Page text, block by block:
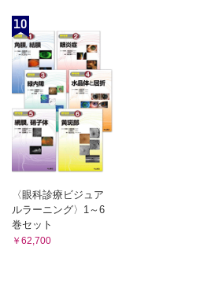
の調節
13 栄養と代謝
①生体に必要な栄養素/②エネルギー代
養
14 消化と吸収
①消化器系の構成とはたらき/②食物の消
と吸収
15 体温とその調節
①体温/②熱産生/③熱放散/④体温調節/⑤
16 高齢者の生理学的特徴・変化
①細胞・組織の加齢現象/②高齢者の生理
①成長に伴うからだや運動能力の発達/②
化
④診療報酬制度
4 柔道整復師業務における療養費
①医療費/②柔道整復療養費
4 倫理・患者の権利
1 医療従事者の職業倫理
2 医療の倫理原則
3 患者とのコミュニケーション
①診断へのプロセス
4 患者の権利
①基本的人権/②患者の権利（リスボン
自己決定権/④患者への説明と同意/⑤個
10
〈眼科診療ビジュア
ルラーニング〉1～6
巻セット
￥62,700